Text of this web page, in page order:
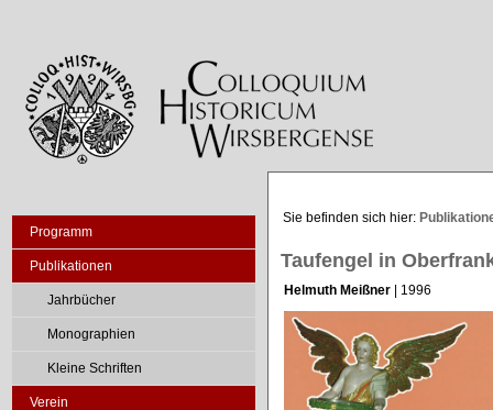
Programm
Publikationen
Jahrbücher
Monographien
Kleine Schriften
Verein
Sie befinden sich hier:
Taufengel in
Helmuth Meißner | 1996